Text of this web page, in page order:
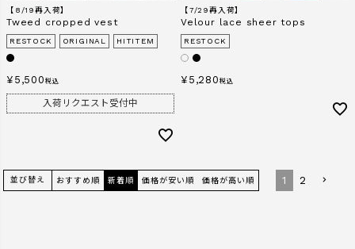
【8/19再入荷】
Tweed cropped vest
RESTOCK ORIGINAL HITITEM
¥ 5,500 税込
入荷リクエスト受付中
【7/29再入荷】
Velour lace sheer tops
RESTOCK
¥ 5,280 税込
並び替え おすすめ順 新着順 価格が安い順 価格が高い順 1 2